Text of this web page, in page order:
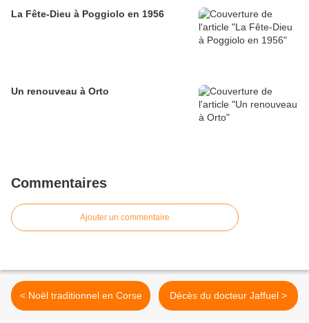
La Fête-Dieu à Poggiolo en 1956
Un renouveau à Orto
Commentaires
Ajouter un commentaire
< Noël traditionnel en Corse Décès du docteur Jaffuel >